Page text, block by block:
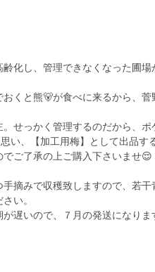
化し、管理できなくなった圃
おくと熊🐻が食べに来るから、
せっかく管理するのだから、ポ
い、【加工用梅】として出品
ご了承の上ご購入下さいませ😌
摘みで収穫致しますので、若干
い。
遅いので、７月の発送になりま